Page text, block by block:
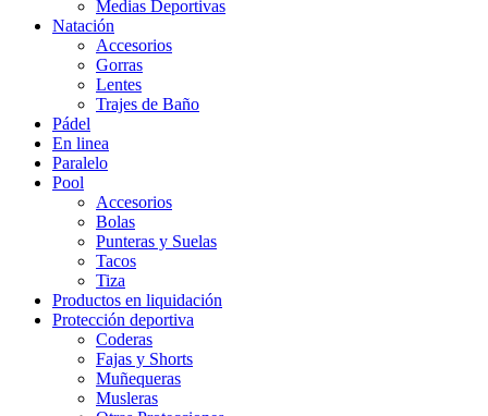
Medias Deportivas
Natación
Accesorios
Gorras
Lentes
Trajes de Baño
Pádel
En linea
Paralelo
Pool
Accesorios
Bolas
Punteras y Suelas
Tacos
Tiza
Productos en liquidación
Protección deportiva
Coderas
Fajas y Shorts
Muñequeras
Musleras